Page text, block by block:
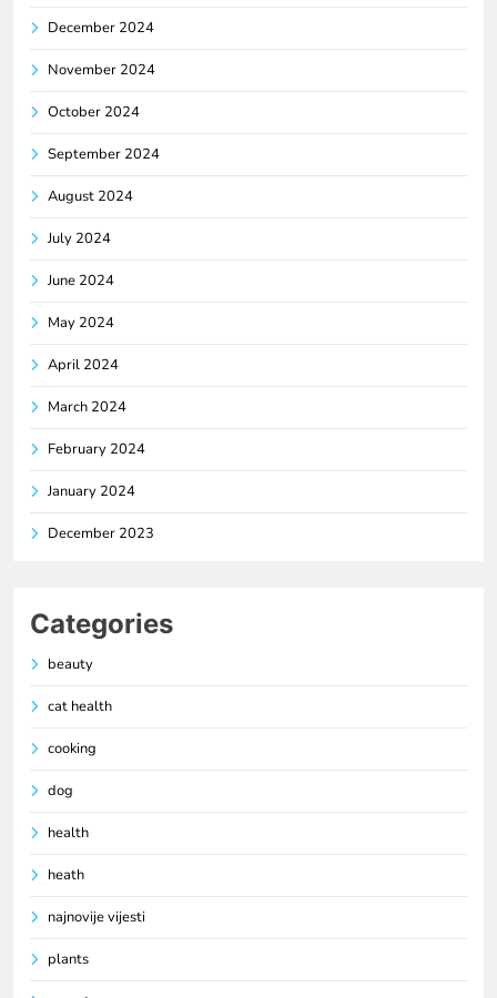
December 2024
November 2024
October 2024
September 2024
August 2024
July 2024
June 2024
May 2024
April 2024
March 2024
February 2024
January 2024
December 2023
Categories
beauty
cat health
cooking
dog
health
heath
najnovije vijesti
plants